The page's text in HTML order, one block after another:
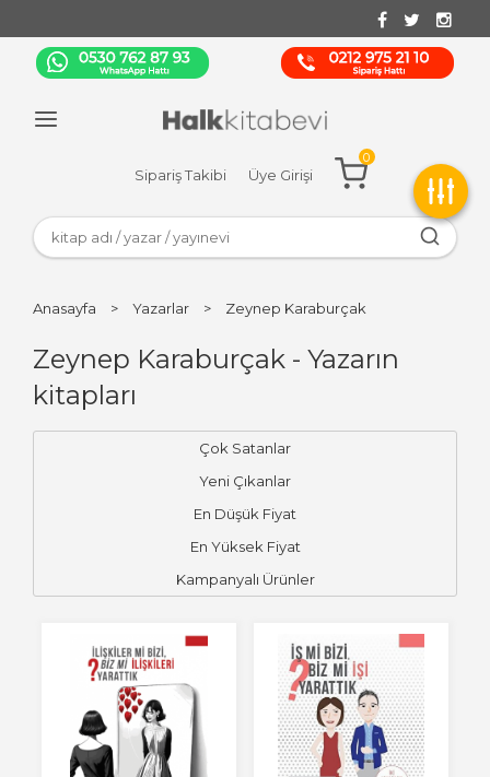
Sipariş Takibi Üye Girişi
0
Anasayfa > Yazarlar > Zeynep Karaburçak
Zeynep Karaburçak - Yazarın
kitapları
Çok Satanlar
Yeni Çıkanlar
En Düşük Fiyat
En Yüksek Fiyat
Kampanyalı Ürünler